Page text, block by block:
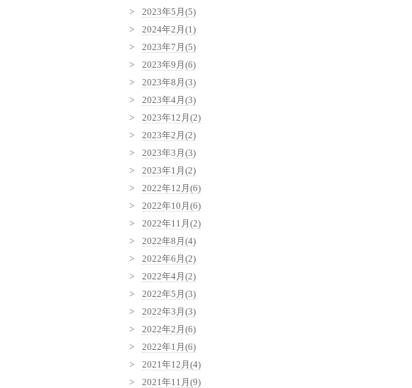
2023年5月(5)
2024年2月(1)
2023年7月(5)
2023年9月(6)
2023年8月(3)
2023年4月(3)
2023年12月(2)
2023年2月(2)
2023年3月(3)
2023年1月(2)
2022年12月(6)
2022年10月(6)
2022年11月(2)
2022年8月(4)
2022年6月(2)
2022年4月(2)
2022年5月(3)
2022年3月(3)
2022年2月(6)
2022年1月(6)
2021年12月(4)
2021年11月(9)